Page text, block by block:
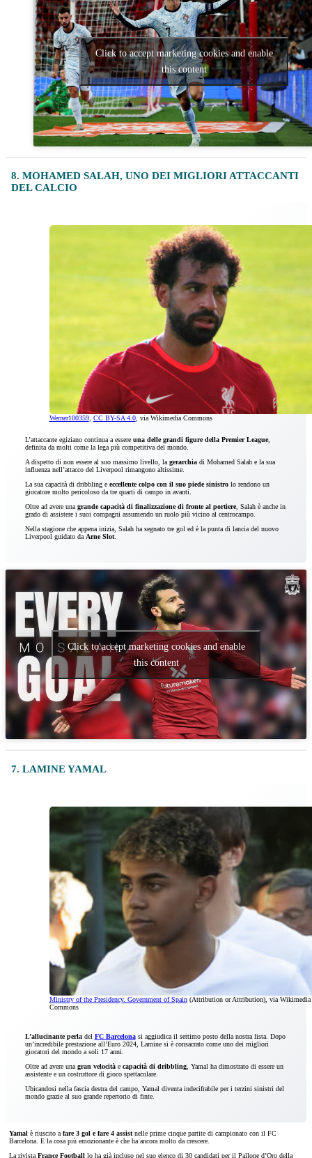
Click to accept marketing cookies and enable
this content
8. MOHAMED SALAH, UNO DEI MIGLIORI ATTACCANTI
DEL CALCIO
Werner100359, CC BY-SA 4.0, via Wikimedia Commons
L’attaccante egiziano continua a essere una delle grandi figure della Premier League,
definita da molti come la lega più competitiva del mondo.
A dispetto di non essere al suo massimo livello, la gerarchiadi Mohamed Salah e la sua
influenza nell’attacco del Liverpool rimangono altissime.
La sua capacità di dribbling e eccellente colpo con il suo piede sinistrolo rendono un
giocatore molto pericoloso da tre quarti di campo in avanti.
Oltre ad avere una grande capacità di finalizzazione di fronte al portiere, Salah è anche in
grado di assistere i suoi compagni assumendo un ruolo più vicino al centrocampo.
Nella stagione che appena inizia, Salah ha segnato tre gol ed è la punta di lancia del nuovo
Liverpool guidato da Arne Slot.
Click to accept marketing cookies and enable
this content
7. LAMINE YAMAL
Ministry of the Presidency. Government of Spain(Attribution or Attribution), via Wikimedia
Commons
L’allucinante perladel FC Barcelonasi aggiudica il settimo posto della nostra lista. Dopo
un’incredibile prestazione all’Euro 2024, Lamine si è consacrato come uno dei migliori
giocatori del mondo a soli 17 anni.
Oltre ad avere una gran velocitàe capacità di dribbling, Yamal ha dimostrato di essere un
assistente e un costruttore di gioco spettacolare.
Ubicandosi nella fascia destra del campo, Yamal diventa indecifrabile per i terzini sinistri del
mondo grazie al suo grande repertorio di finte.
Yamal è riuscito a fare 3 gol e fare 4 assist nelle prime cinque partite di campionato con il FC
Barcelona. E la cosa più emozionante è che ha ancora molto da crescere.
La rivista France Football lo ha già incluso nel suo elenco di 30 candidati per il Pallone d’Oro della